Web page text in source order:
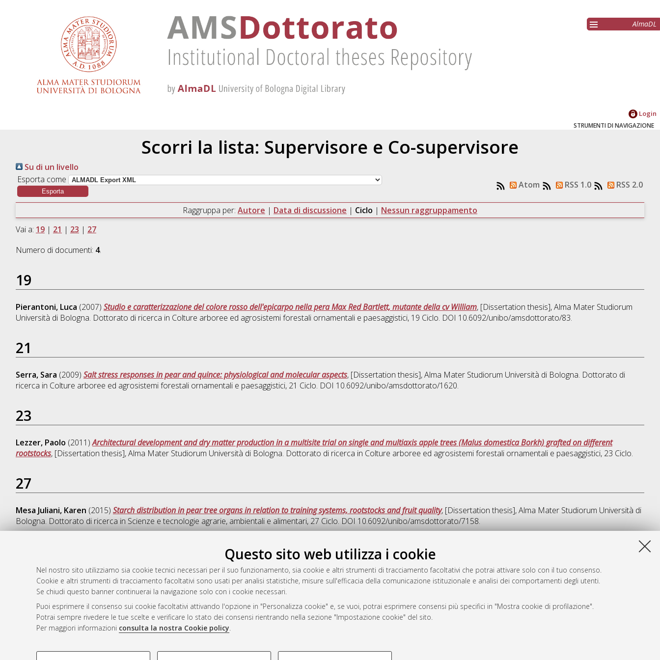
Questo sito web utilizza i cookie
Nel nostro sito utilizziamo sia cookie tecnici necessari per il suo funzionamento, sia cookie e altri strumenti di tracciamento facoltativi che potrai attivare solo con il tuo consenso.
Cookie e altri strumenti di tracciamento facoltativi sono usati per analisi statistiche, misure sull'efficacia della comunicazione istituzionale e analisi dei comportamenti degli utenti.
Se chiudi questo banner continuerai la navigazione solo con i cookie necessari.
Puoi esprimere il consenso sui cookie facoltativi attivando l'opzione in "Personalizza cookie" e, se vuoi, potrai esprimere consensi più specifici in "Mostra cookie di profilazione".
Potrai sempre rivedere le tue scelte e verificare lo stato dei consensi rientrando nella sezione "Impostazione cookie" del sito.
Per maggiori informazioni consulta la nostra Cookie policy.
COOKIE DI PROFILAZIONE - FACOLTATIVI COOKIE TECNICI - NECESSARI
AlmaDL
Login
STRUMENTI DI NAVIGAZIONE
Scorri la lista: Supervisore e Co-supervisore
Su di un livello
Esporta come
Atom RSS 1.0 RSS 2.0
Raggruppa per: Autore | Data di discussione | Ciclo | Nessun raggruppamento
Vai a: 19| 21 | 23 | 27
Numero di documenti: 4.
19
Pierantoni, Luca (2007) Studio e caratterizzazione del colore rosso dell'epicarpo nella pera Max Red Bartlett, mutante della cv William, [Dissertation thesis], Alma Mater Studiorum
Università di Bologna. Dottorato di ricerca in Colture arboree ed agrosistemi forestali ornamentali e paesaggistici, 19 Ciclo. DOI 10.6092/unibo/amsdottorato/83.
21
Serra, Sara (2009) Salt stress responses in pear and quince: physiological and molecular aspects, [Dissertation thesis], Alma Mater Studiorum Università di Bologna. Dottorato di
ricerca in Colture arboree ed agrosistemi forestali ornamentali e paesaggistici, 21 Ciclo. DOI 10.6092/unibo/amsdottorato/1620.
23
Lezzer, Paolo (2011)Architectural development and dry matter production in a multisite trial on single and multiaxis apple trees (Malus domestica Borkh) grafted on different
rootstocks, [Dissertation thesis], Alma Mater Studiorum Università di Bologna. Dottorato di ricerca in Colture arboree ed agrosistemi forestali ornamentali e paesaggistici, 23 Ciclo.
27
Mesa Juliani, Karen (2015) Starch distribution in pear tree organs in relation to training systems, rootstocks and fruit quality, [Dissertation thesis], Alma Mater Studiorum Università di
Bologna. Dottorato di ricerca in Scienze e tecnologie agrarie, ambientali e alimentari, 27 Ciclo. DOI 10.6092/unibo/amsdottorato/7158.
Questa lista e' stata generata il Thu Aug 6 20:45:49 2026 CEST.
Atom
Rss 1.0
Rss 2.0
AMS Dottorato
ISSN: 2038-7946
Servizio implementato e gestito da
Impostazioni Cookie
Informativa sulla privacy
Condizioni d’uso del sito